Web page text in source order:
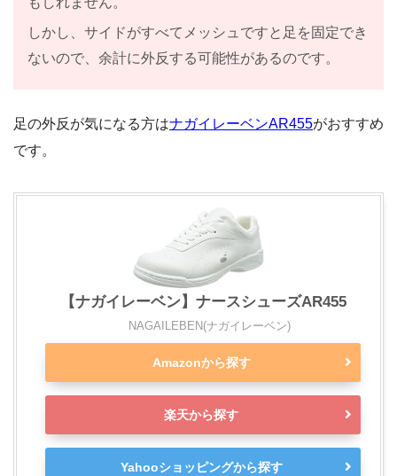
しかし、サイドがすべてメッシュですと足を固定でき
ないので、余計に外反する可能性があるのです。
足の外反が気になる方はナガイレーベンAR455がおすすめ
です。
【ナガイレーベン】ナースシューズAR455
NAGAILEBEN(ナガイレーベン)
Amazonから探す
楽天から探す
Yahooショッピングから探す